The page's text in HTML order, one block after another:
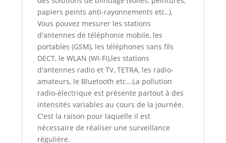
papiers peints anti-rayonnements etc..).
Vous pouvez mesurer les stations
d'antennes de téléphonie mobile, les
portables (GSM), les téléphones sans fils
DECT, le WLAN (WI-FI),les stations
d'antennes radio et TV, TETRA, les radio-
amateurs, le Bluetooth etc...La pollution
radio-électrique est présente partout à des
intensités variables au cours de la journée.
C'est la raison pour laquelle il est
nécessaire de réaliser une surveillance
régulière.